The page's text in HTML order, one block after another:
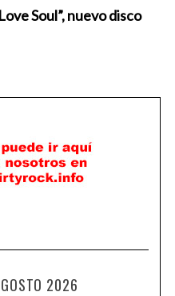
Soul”, nuevo disco
2026